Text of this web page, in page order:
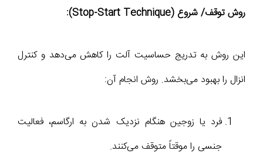
روش توقف/ شروع (Stop-Start Technique):
این روش به تدریج حساسیت آلت را کاهش می‌دهد و کنترل
انزال را بهبود می‌بخشد. روش انجام آن:
فرد یا زوجین هنگام نزدیک شدن به ارگاسم، فعالیت
جنسی را موقتاً متوقف می‌کنند.